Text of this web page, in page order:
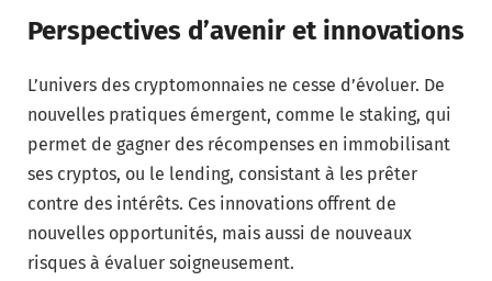
Perspectives d’avenir et innovations
L’univers des cryptomonnaies ne cesse d’évoluer. De
nouvelles pratiques émergent, comme le staking, qui
permet de gagner des récompenses en immobilisant
ses cryptos, ou le lending, consistant à les prêter
contre des intérêts. Ces innovations offrent de
nouvelles opportunités, mais aussi de nouveaux
risques à évaluer soigneusement.